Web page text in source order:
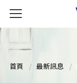
首頁 最新訊息